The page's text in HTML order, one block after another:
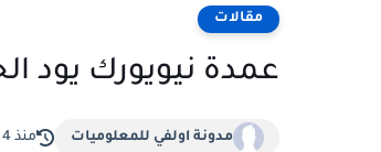
مقالات
عمدة نيويورك يود
‏مدونة اولفي للمعلوميات منذ 4 سنة